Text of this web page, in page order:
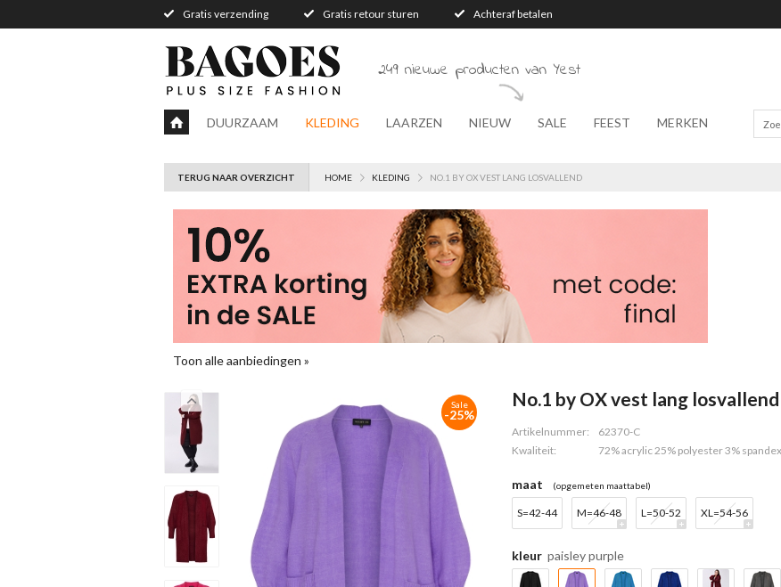
Gratis verzending Gratis retour sturen Achteraf betalen
249 nieuwe producten van Yest
DUURZAAM KLEDING LAARZEN NIEUW SALE FEEST MERKEN
TERUG NAAR OVERZICHT HOME KLEDING NO.1 BY OX VEST LANG LOSVALLEND
Toon alle aanbiedingen »
Sale
-25%
No.1 by OX vest lang losvallend
Artikelnummer:
62370-C
Kwaliteit:
72% acrylic 25% polyester 3% spandex
maat (opgemeten maattabel)
S=42-44 M=46-48 L=50-52 XL=54-56
kleur paisley purple